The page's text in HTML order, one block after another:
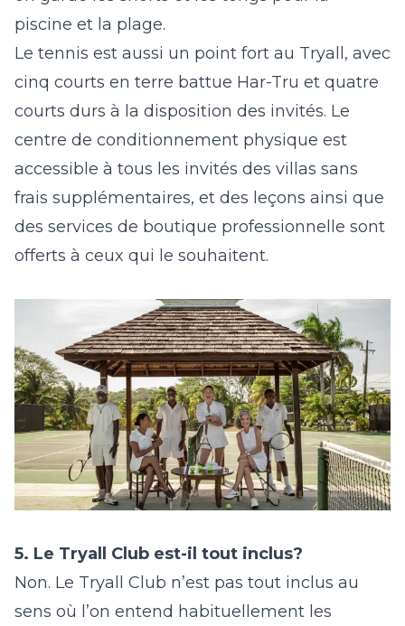
piscine et la plage.
Le tennis est aussi un point fort au Tryall, avec
cinq courts en terre battue Har-Tru et quatre
courts durs à la disposition des invités. Le
centre de conditionnement physique est
accessible à tous les invités des villas sans
frais supplémentaires, et des leçons ainsi que
des services de boutique professionnelle sont
offerts à ceux qui le souhaitent.
5. Le Tryall Club est-il tout inclus?
Non. Le Tryall Club n’est pas tout inclus au
sens où l’on entend habituellement les